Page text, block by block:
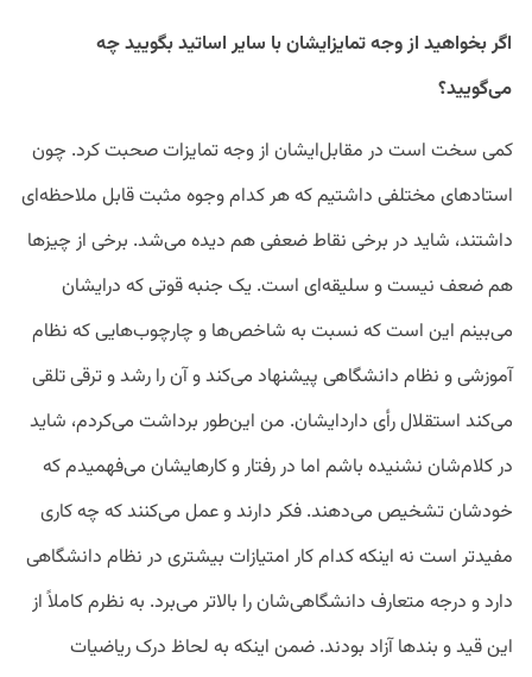
اگر بخواهید از وجه تمایز‌ایشان با سایر اساتید بگویید چه
می‌گویید؟
کمی سخت است در مقابل‌ایشان از وجه تمایزات صحبت کرد. چون
استاد‌های مختلفی داشتیم که هر کدام وجوه مثبت قابل ملاحظه‌ای
داشتند، شاید در برخی نقاط ضعفی هم دیده می‌شد. برخی از چیز‌ها
هم ضعف نیست و سلیقه‌ای است. یک جنبه قوتی که در‌ایشان
می‌بینم این است که نسبت به شاخص‌ها و چارچوب‌هایی که نظام
آموزشی و نظام دانشگاهی پیشنهاد می‌کند و آن را رشد و ترقی تلقی
می‌کند استقلال رأی دارد‌ایشان. من این‌طور برداشت می‌کردم، شاید
در کلام‌شان نشنیده باشم اما در رفتار و کار‌هایشان می‌فهمیدم که
خودشان تشخیص می‌دهند. فکر دارند و عمل می‌کنند که چه کاری
مفیدتر است نه اینکه کدام کار امتیازات بیشتری در نظام دانشگاهی
دارد و درجه متعارف دانشگاهی‌شان را بالاتر می‌برد. به نظرم کاملاً از
این قید و بند‌ها آزاد بودند. ضمن اینکه به لحاظ درک ریاضیات